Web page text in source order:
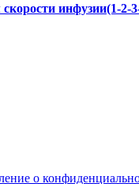
инфузии(1-2-
о